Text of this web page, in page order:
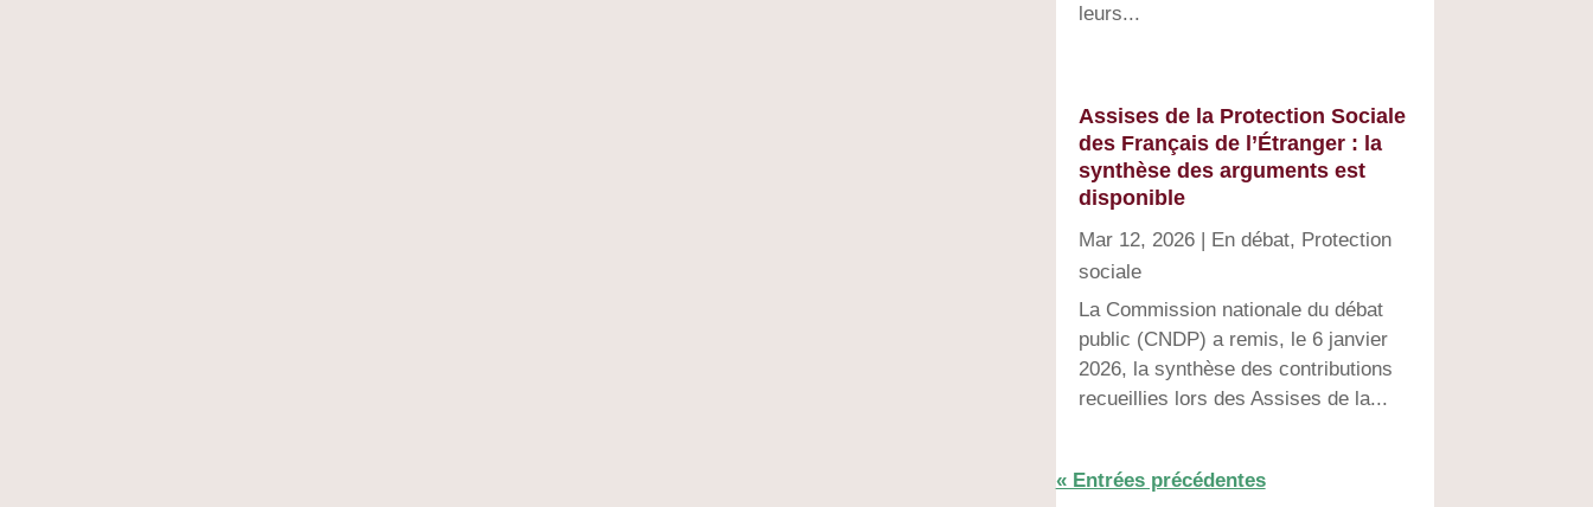
leurs...
Assises de la Protection Sociale
des Français de l’Étranger : la
synthèse des arguments est
disponible
Mar 12, 2026| En débat, Protection
sociale
La Commission nationale du débat
public (CNDP) a remis, le 6 janvier
2026, la synthèse des contributions
recueillies lors des Assises de la...
« Entrées précédentes